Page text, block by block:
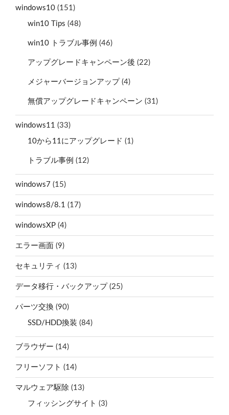
windows10 (151)
win10 Tips (48)
win10 トラブル事例 (46)
アップグレードキャンペーン後 (22)
メジャーバージョンアップ (4)
無償アップグレードキャンペーン (31)
windows11 (33)
10から11にアップグレード (1)
トラブル事例 (12)
windows7 (15)
windows8/8.1 (17)
windowsXP (4)
エラー画面 (9)
セキュリティ (13)
データ移行・バックアップ(25)
パーツ交換 (90)
SSD/HDD換装 (84)
ブラウザー (14)
フリーソフト (14)
マルウェア駆除 (13)
フィッシングサイト (3)